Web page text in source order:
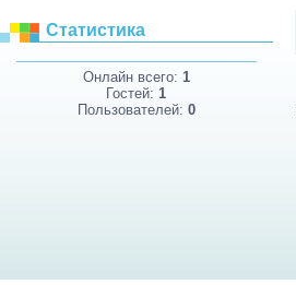
Статистика
Онлайн всего: 1
Гостей:1
Пользователей: 0